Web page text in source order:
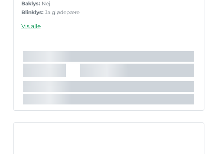
Baklys: Nej
Blinklys: Ja glødepære
Nr.pladelys:
Tågelys: Ja glødepære
Lygte nr.: Multipoint 2
Vis alle